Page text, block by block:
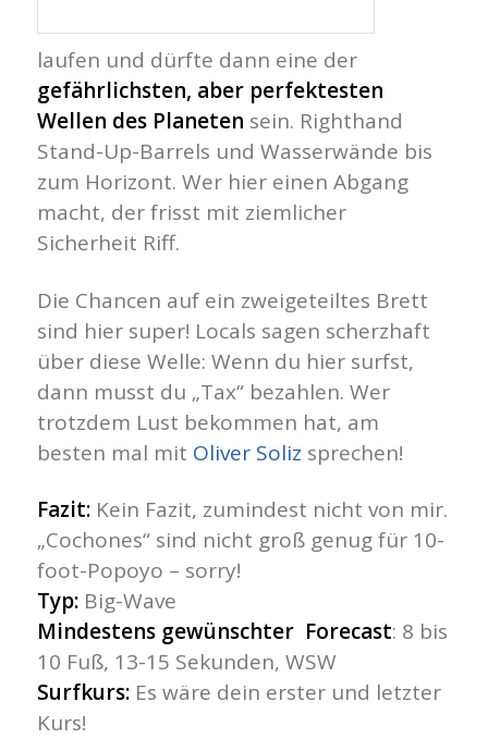
laufen und dürfte dann eine der
gefährlichsten, aber perfektesten
Wellen des Planeten sein. Righthand
Stand-Up-Barrels und Wasserwände bis
zum Horizont. Wer hier einen Abgang
macht, der frisst mit ziemlicher
Sicherheit Riff.
Die Chancen auf ein zweigeteiltes Brett
sind hier super! Locals sagen scherzhaft
über diese Welle: Wenn du hier surfst,
dann musst du „Tax“ bezahlen. Wer
trotzdem Lust bekommen hat, am
besten mal mit Oliver Soliz sprechen!
Fazit:Kein Fazit, zumindest nicht von mir.
„Cochones“ sind nicht groß genug für 10-
foot-Popoyo – sorry!
Typ:Big-Wave
Mindestens gewünschter Forecast: 8 bis
10 Fuß, 13-15 Sekunden, WSW
Surfkurs:Es wäre dein erster und letzter
Kurs!